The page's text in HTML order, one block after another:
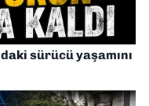
sürücü yaşamını